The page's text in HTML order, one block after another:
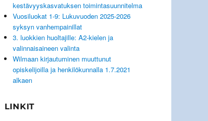
kestävyyskasvatuksen toimintasuunnitelma
Vuosiluokat 1-9: Lukuvuoden 2025-2026
syksyn vanhempainillat
3. luokkien huoltajille: A2-kielen ja
valinnaisaineen valinta
Wilmaan kirjautuminen muuttunut
opiskelijoilla ja henkilökunnalla 1.7.2021
alkaen
LINKIT